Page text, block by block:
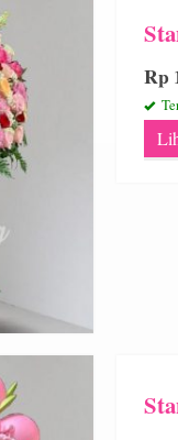
Rp